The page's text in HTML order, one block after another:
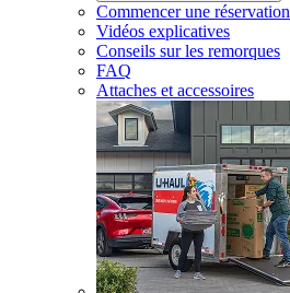
Commencer une réservation
Vidéos explicatives
Conseils sur les remorques
FAQ
Attaches et accessoires